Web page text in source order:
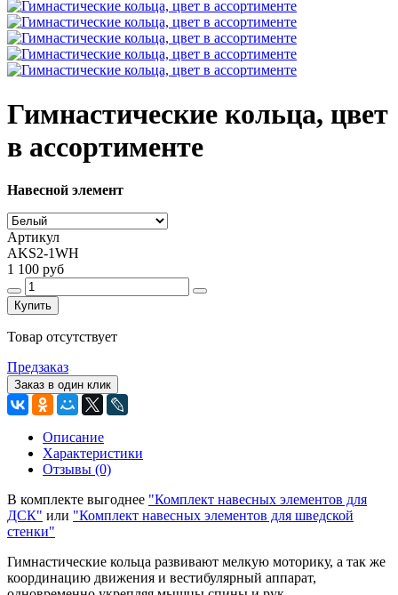
Гимнастические кольца, цвет
в ассортименте
Навесной элемент
Артикул
AKS2-1WH
1 100 руб
Купить
Товар отсутствует
Предзаказ
Заказ в один клик
Описание
Характеристики
Отзывы (0)
В комплекте выгоднее "Комплект навесных элементов для
ДСК" или "Комплект навесных элементов для шведской
стенки"
Гимнастические кольца развивают мелкую моторику, а так же
координацию движения и вестибулярный аппарат,